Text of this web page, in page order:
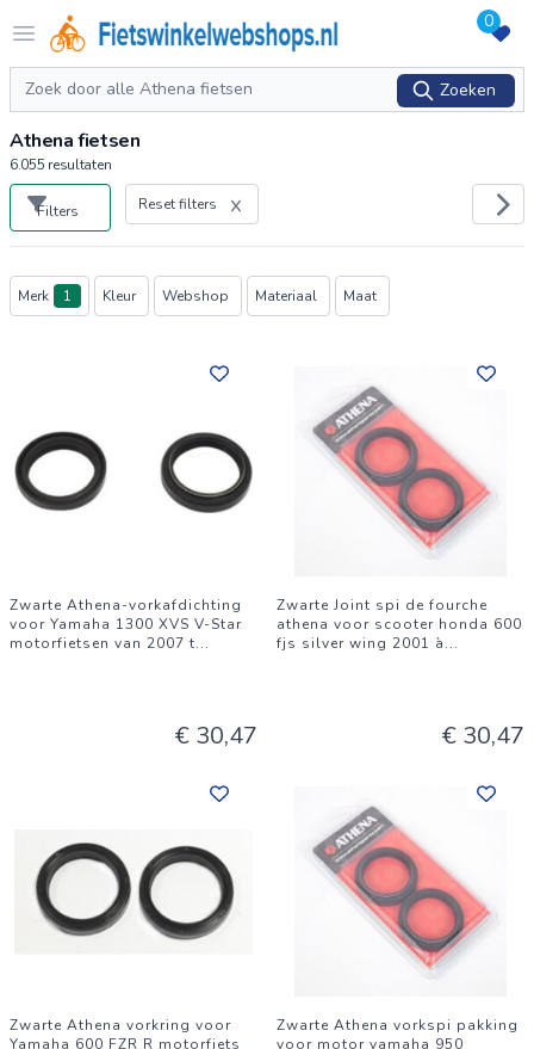
Open menu
Logo Fietswinkelwebshops.nl 0
Zoeken
Zoeken
Athena fietsen
6.055 resultaten
Filters Reset filters
Producten
Merk 1 Kleur Webshop Materiaal Maat
Zwarte Athena-vorkafdichting
voor Yamaha 1300 XVS V-Star
motorfietsen van 2007 t...
€ 30,47
Zwarte Joint spi de fourche
athena voor scooter honda 600
fjs silver wing 2001 à...
€ 30,47
Zwarte Athena vorkring voor
Yamaha 600 FZR R motorfiets
Zwarte Athena vorkspi pakking
voor motor yamaha 950